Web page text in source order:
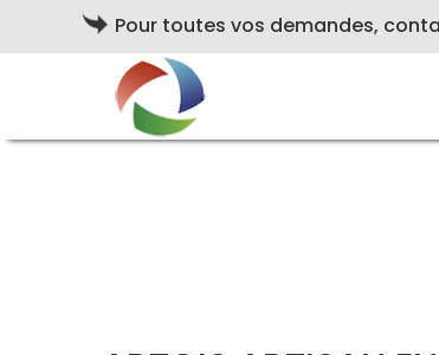
Pour toutes vos demandes,